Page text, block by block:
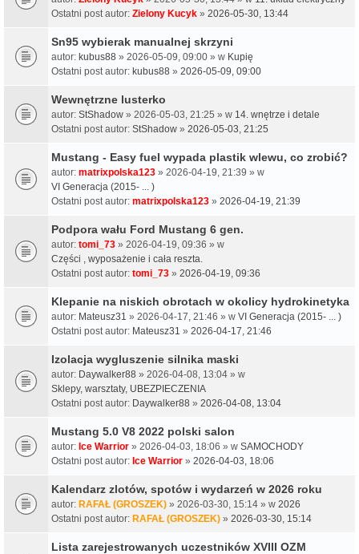
Ostatni post autor: Zielony Kucyk » 2026-05-30, 13:44
Sn95 wybierak manualnej skrzyni
autor: kubus88 » 2026-05-09, 09:00 » w Kupię
Ostatni post autor: kubus88 » 2026-05-09, 09:00
Wewnętrzne lusterko
autor: StShadow » 2026-05-03, 21:25 » w 14. wnętrze i detale
Ostatni post autor: StShadow » 2026-05-03, 21:25
Mustang - Easy fuel wypada plastik wlewu, co zrobić?
autor: matrixpolska123 » 2026-04-19, 21:39 » w
VI Generacja (2015- ... )
Ostatni post autor: matrixpolska123 » 2026-04-19, 21:39
Podpora wału Ford Mustang 6 gen.
autor: tomi_73 » 2026-04-19, 09:36 » w
Części , wyposażenie i cała reszta.
Ostatni post autor: tomi_73 » 2026-04-19, 09:36
Klepanie na niskich obrotach w okolicy hydrokinetyka
autor: Mateusz31 » 2026-04-17, 21:46 » w VI Generacja (2015- ... )
Ostatni post autor: Mateusz31 » 2026-04-17, 21:46
Izolacja wygluszenie silnika maski
autor: Daywalker88 » 2026-04-08, 13:04 » w
Sklepy, warsztaty, UBEZPIECZENIA
Ostatni post autor: Daywalker88 » 2026-04-08, 13:04
Mustang 5.0 V8 2022 polski salon
autor: Ice Warrior » 2026-04-03, 18:06 » w SAMOCHODY
Ostatni post autor: Ice Warrior » 2026-04-03, 18:06
Kalendarz zlotów, spotów i wydarzeń w 2026 roku
autor: RAFAŁ (GROSZEK) » 2026-03-30, 15:14 » w 2026
Ostatni post autor: RAFAŁ (GROSZEK) » 2026-03-30, 15:14
Lista zarejestrowanych uczestników XVIII OZM